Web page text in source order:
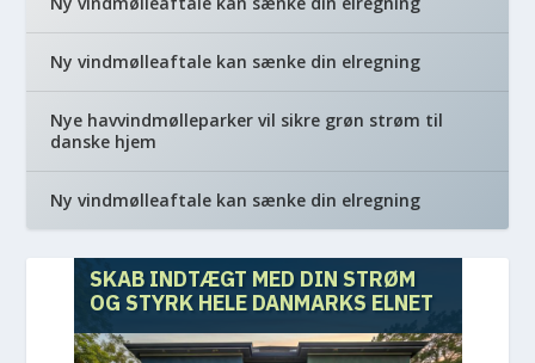
Ny vindmølleaftale kan sænke din elregning
Nye havvindmølleparker vil sikre grøn strøm til
danske hjem
Ny vindmølleaftale kan sænke din elregning
SKAB INDTÆGT MED DIN STRØM
OG STYRK HELE DANMARKS ELNET